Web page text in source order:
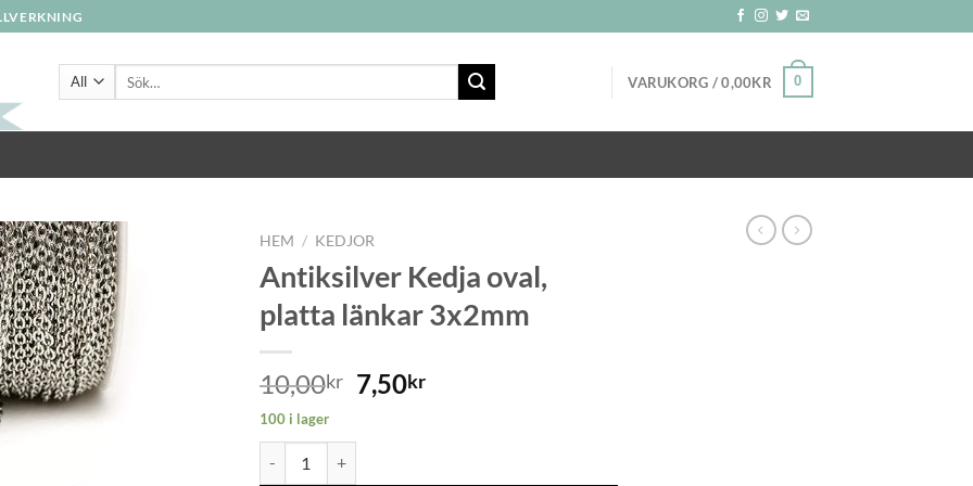
VARUKORG /0,00KR 0
HEM / KEDJOR
Antiksilver Kedja oval,
platta länkar 3x2mm
10,00kr 7,50kr
100 i lager